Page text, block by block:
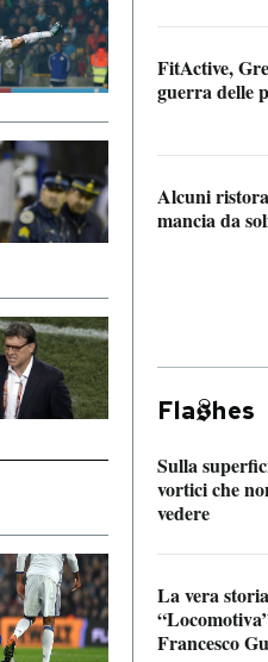
FitActive,
guerra delle
Alcuni
mancia da
Fla hes
Sulla
vortici che
vedere
La vera
Francesco